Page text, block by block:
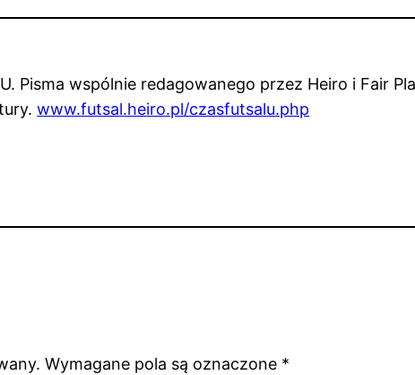
Pisma wspólnie redagowanego przez Heiro i Fair
www.futsal.heiro.pl/czasfutsalu.php
Wymagane pola są oznaczone *